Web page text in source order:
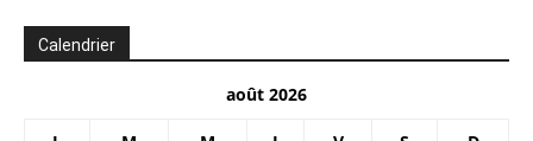
Calendrier
août 2026